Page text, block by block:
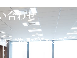
合わせ
ご依頼などをお受